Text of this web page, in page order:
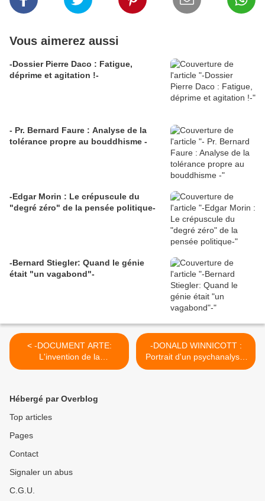
Vous aimerez aussi
-Dossier Pierre Daco : Fatigue,
déprime et agitation !-
- Pr. Bernard Faure : Analyse de la
tolérance propre au bouddhisme -
-Edgar Morin : Le crépuscule du
"degré zéro" de la pensée politique-
-Bernard Stiegler: Quand le génie
était "un vagabond"-
< -DOCUMENT ARTE:
L'invention de la
psychanalyse-
-DONALD WINNICOTT :
Portrait d'un psychanalyste
pédagogue- >
Hébergé par Overblog
Top articles
Pages
Contact
Signaler un abus
C.G.U.